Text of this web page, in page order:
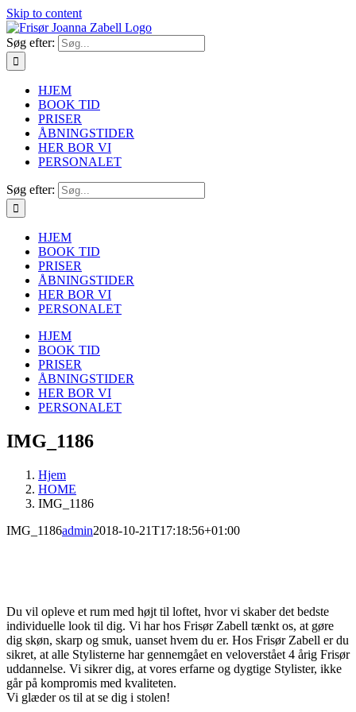
Skip to content
Søg efter:
HJEM
BOOK TID
PRISER
ÅBNINGSTIDER
HER BOR VI
PERSONALET
Søg efter:
HJEM
BOOK TID
PRISER
ÅBNINGSTIDER
HER BOR VI
PERSONALET
HJEM
BOOK TID
PRISER
ÅBNINGSTIDER
HER BOR VI
PERSONALET
IMG_1186
Hjem
HOME
IMG_1186
IMG_1186admin2018-10-21T17:18:56+01:00
Du vil opleve et rum med højt til loftet, hvor vi skaber det bedste
individuelle look til dig. Vi har hos Frisør Zabell tænkt os, at gøre
dig skøn, skarp og smuk, uanset hvem du er. Hos Frisør Zabell er du
sikret, at alle Stylisterne har gennemgået en veloverstået 4 årig Frisør
uddannelse. Vi sikrer dig, at vores erfarne og dygtige Stylister, ikke
går på kompromis med kvaliteten.
Vi glæder os til at se dig i stolen!